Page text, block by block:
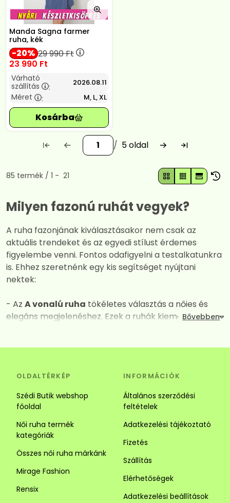
Manda Sagna farmer
ruha, kék
20 29 990Ft
23 990 Ft
Várható
szállítás
: 2026.08.11
Méret : M, L, XL
5
Összes termék a kategóriában
85 termék 1 21
Milyen fazonú ruhát vegyek?
A ruha fazonjának kiválasztásakor nem csak az
aktuális trendeket és az egyedi stílust érdemes
figyelembe venni. Fontos odafigyelni a testalkatunkra
is. Ehhez szeretnénk egy kis segítséget nyújtani
nektek:
- Az A vonalú ruha tökéletes választás a nőies és
elegáns megjelenéshez. Ezek a ruhák kiemelik a
kombinációja garantálja a maximális kényelmet és a
vonzó megjelenést. Tökéletes választás alkalomra és
hétköznapra is.
- AzIngruhaegy igazi jolly joker darab. Számos stílus
közül választhatsz. Az ingruhák ideálisak a laza és
sikkes megjelenéhez. Az ingruhák sokoldalúságuk
révén tökéletesek lehetnek alkalmi és hétköznapi
viseletnek is, kombináld kiegészítőkkel vagy egy
szuper övvel. Alacsony hölgyeknek javasoljuk a
OLDALTÉRKÉP
Szédi Butik webshop
főoldal
Női ruha termék
kategóriák
Összes női ruha márkánk
Mirage Fashion
Rensix
INFORMÁCIÓK
Általános szerződési
feltételek
Adatkezelési tájékoztató
Fizetés
Szállítás
Elérhetőségek
Adatkezelési beállítások